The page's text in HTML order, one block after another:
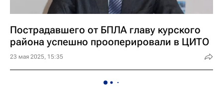
Пострадавшего от БПЛА главу курского
района успешно прооперировали в ЦИТО
23 мая 2025, 15:35